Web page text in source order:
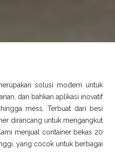
solusi modern untuk
dan bahkan aplikasi inovatif
mess. Terbuat dari besi
dirancang untuk mengangkut
menjual container bekas 20
yang cocok untuk berbagai